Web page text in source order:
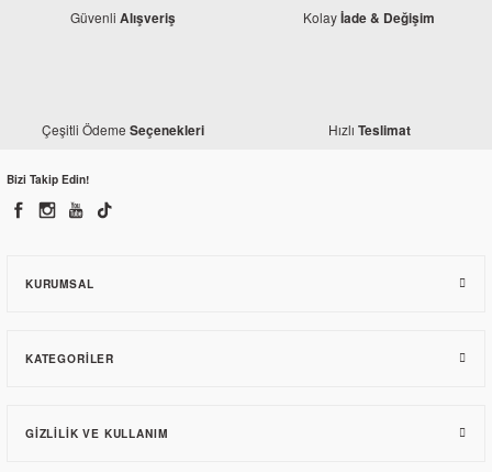
Güvenli Alışveriş Kolayİade & Değişim
Çeşitli Ödeme Seçenekleri Hızlı Teslimat
Bizi Takip Edin!
KURUMSAL
KATEGORILER
GIZLILIK VE KULLANIM